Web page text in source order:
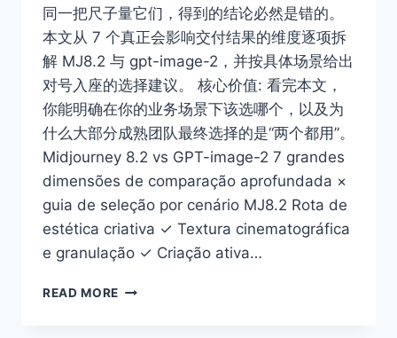
同一把尺子量它们，得到的结论必然是错的。
本文从 7 个真正会影响交付结果的维度逐项拆
解 MJ8.2 与 gpt-image-2，并按具体场景给出
对号入座的选择建议。 核心价值: 看完本文，
你能明确在你的业务场景下该选哪个，以及为
什么大部分成熟团队最终选择的是“两个都用”。
Midjourney 8.2 vs GPT-image-2 7 grandes
dimensões de comparação aprofundada ×
guia de seleção por cenário MJ8.2 Rota de
estética criativa ✓ Textura cinematográfica
e granulação ✓ Criação ativa…
READ MORE MIDJOURNEY